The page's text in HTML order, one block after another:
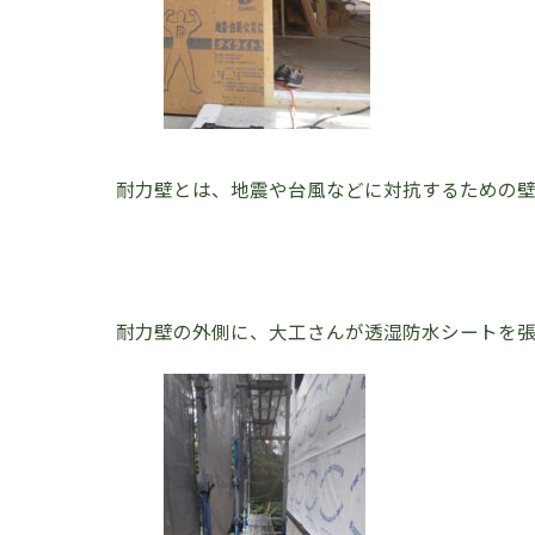
耐力壁とは、地震や台風などに対抗するための壁
耐力壁の外側に、大工さんが透湿防水シートを張